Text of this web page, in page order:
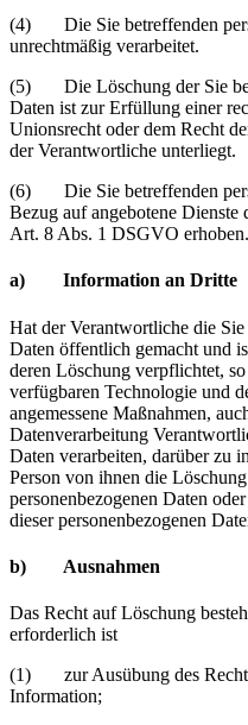
(4) Die Sie betreffenden
unrechtmäßig verarbeitet.
(5) Die Löschung der Sie
Daten ist zur Erfüllung einer
Unionsrecht oder dem Recht
der Verantwortliche unterliegt.
(6) Die Sie betreffenden
Bezug auf angebotene Dienste
Art. 8 Abs. 1 DSGVO erhoben.
a) Information an Dritte
Hat der Verantwortliche die
Daten öffentlich gemacht und
deren Löschung verpflichtet,
verfügbaren Technologie und
angemessene Maßnahmen,
Datenverarbeitung
Daten verarbeiten, darüber zu
Person von ihnen die
personenbezogenen Daten
dieser personenbezogenen
b) Ausnahmen
Das Recht auf Löschung
erforderlich ist
(1) zur Ausübung des
Information;